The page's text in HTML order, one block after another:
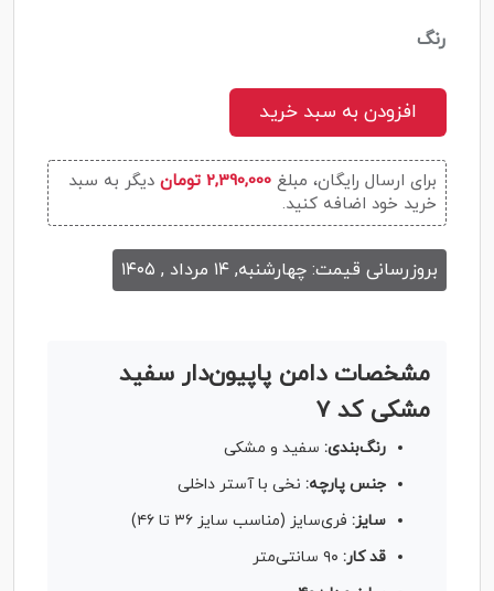
رنگ
افزودن به سبد خرید
برای ارسال رایگان، مبلغ 2,390,000 تومان
دیگر به سبد
خرید خود اضافه کنید.
بروزرسانی قیمت: چهارشنبه, ۱۴ مرداد , ۱۴۰۵
مشخصات دامن پاپیون‌دار سفید
مشکی کد ۷
رنگ‌بندی: سفید و مشکی
جنس پارچه: نخی با آستر داخلی
سایز: فری‌سایز (مناسب سایز ۳۶ تا ۴۶)
قد کار: